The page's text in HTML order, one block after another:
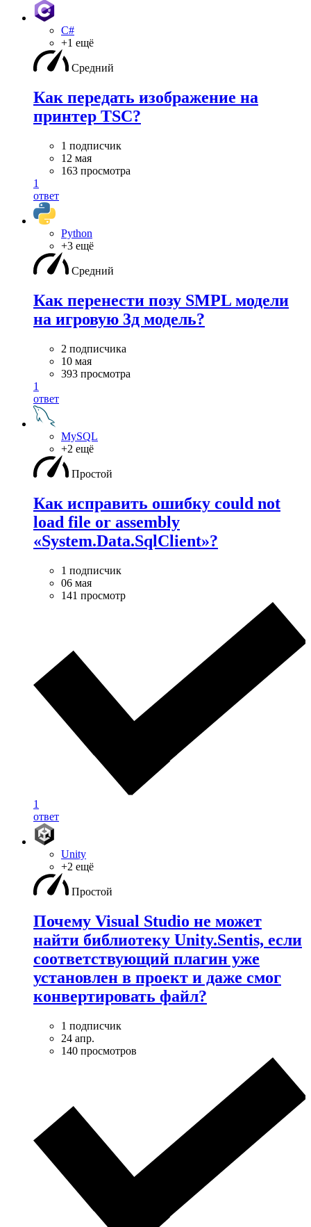
C#
+1 ещё
Средний
Как передать изображение на
принтер TSC?
1 подписчик
12 мая
163 просмотра
1
ответ
Python
+3 ещё
Средний
Как перенести позу SMPL модели
на игровую 3д модель?
2 подписчика
10 мая
393 просмотра
1
ответ
MySQL
+2 ещё
Простой
Как исправить ошибку could not
load file or assembly
«System.Data.SqlClient»?
1 подписчик
06 мая
141 просмотр
1
ответ
Unity
+2 ещё
Простой
Почему Visual Studio не может
найти библиотеку Unity.Sentis, если
соответствующий плагин уже
установлен в проект и даже смог
конвертировать файл?
1 подписчик
24 апр.
140 просмотров